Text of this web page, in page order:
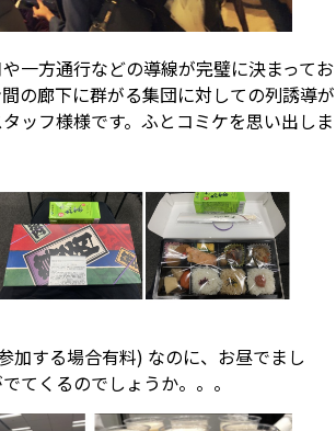
一方通行などの導線が完璧に決まってお
の廊下に群がる集団に対しての列誘導が
ッフ様様です。ふとコミケを思い出しま
加する場合有料) なのに、お昼でまし
てくるのでしょうか。。。